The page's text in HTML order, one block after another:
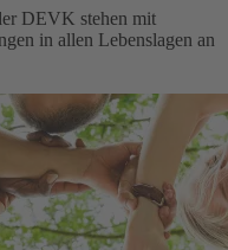
DEVK stehen mit
in allen Lebenslagen an